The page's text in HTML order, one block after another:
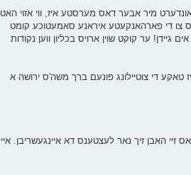
מיר אבער דאס מערסטע איז, ווי אזוי האט
צו די פארהאנקעטע איראנע סאמעטוכע קומט
ער קוקט שוין ארויס בכליון ווען נקודות
טאקע די צוטיילונג פונעם ברך משה'ס ירושה א
זיי האבן זיך נאר לעצטענס דא איינגעשריבן. איי